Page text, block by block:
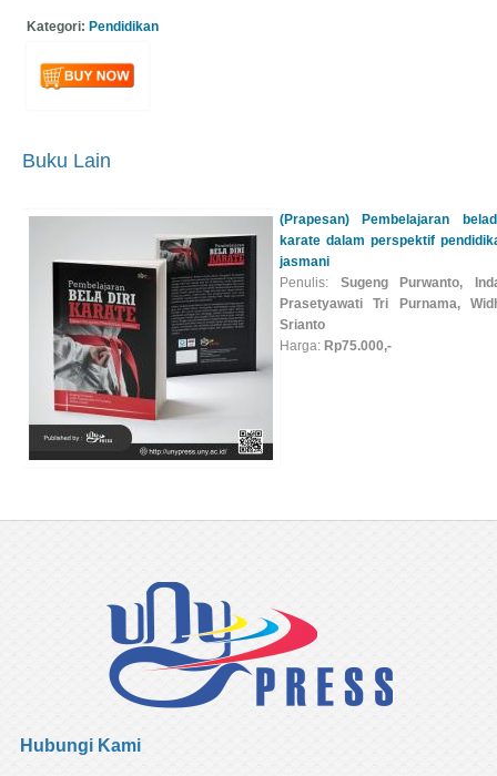
Kategori:Pendidikan
Buku Lain
karate dalam perspektif
jasmani
Penulis:
Prasetyawati Tri Purnama,
Srianto
Harga:Rp75.000,-
Hubungi Kami